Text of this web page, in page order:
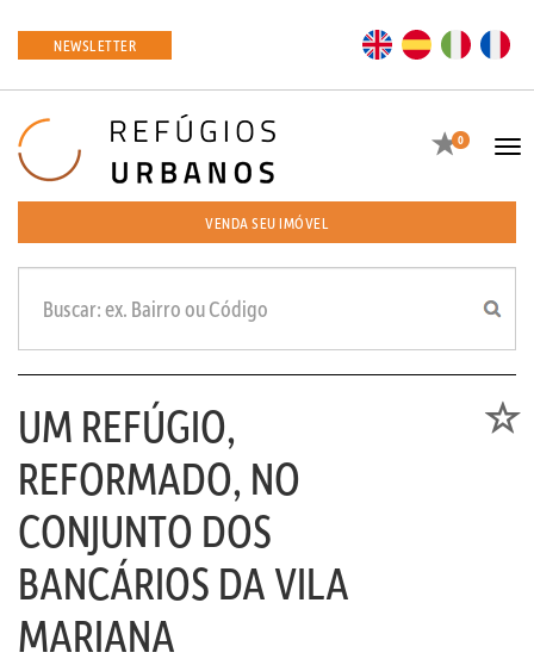
NEWSLETTER EN ES
Favoritos
0
VENDA SEU IMÓVEL
UM REFÚGIO,
REFORMADO, NO
CONJUNTO DOS
BANCÁRIOS DA VILA
MARIANA